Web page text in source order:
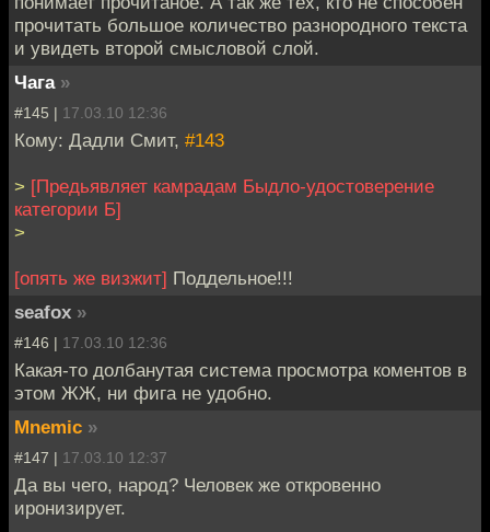
прочитать большое количество разнородного текста
и увидеть второй смысловой слой.
Чага »
#145 | 17.03.10 12:36
Кому: Дадли Смит, #143
> [Предьявляет камрадам Быдло-удостоверение
категории Б]
>
[опять же визжит] Поддельное!!!
seafox »
#146 | 17.03.10 12:36
Какая-то долбанутая система просмотра коментов в
этом ЖЖ, ни фига не удобно.
Mnemic »
#147 | 17.03.10 12:37
Да вы чего, народ? Человек же откровенно
иронизирует.